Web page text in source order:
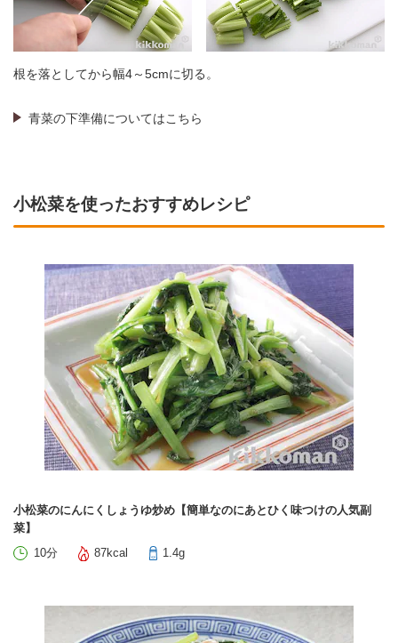
根を落としてから幅4～5cmに切る。
青菜の下準備についてはこちら
小松菜を使ったおすすめレシピ
小松菜のにんにくしょうゆ炒め【簡単なのにあとひく味つけの人気副
菜】
10分
87kcal 1.4g